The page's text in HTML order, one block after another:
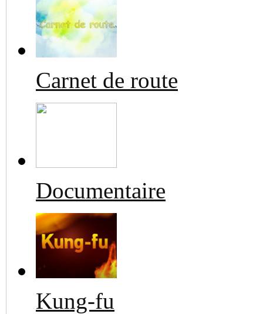
Carnet de route
Documentaire
Kung-fu